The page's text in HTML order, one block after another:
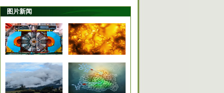
图片新闻